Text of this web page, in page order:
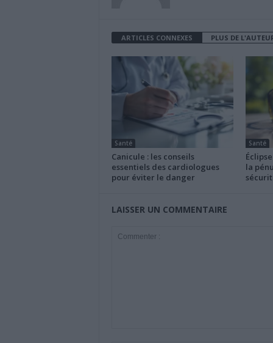
ARTICLES CONNEXES PLUS DE
Santé
Canicule : les conseils
essentiels des cardiologues
pour éviter le danger
Santé
la
LAISSER UN COMMENTAIRE